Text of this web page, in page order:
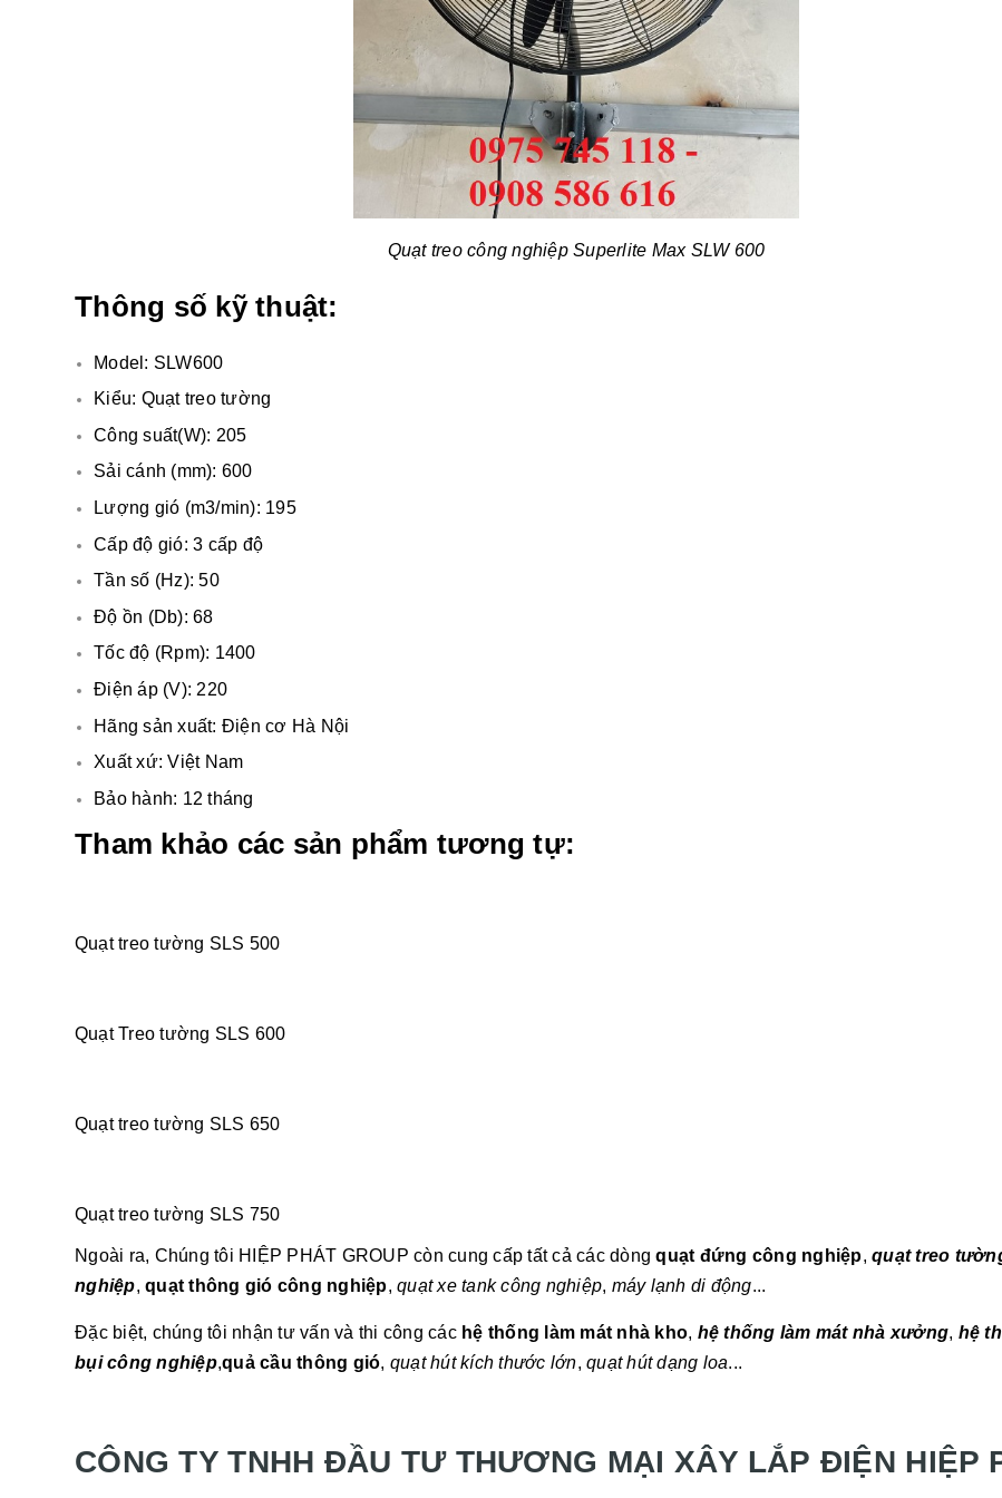
Quạt treo công nghiệp Superlite Max SLW 600
Thông số kỹ thuật:
Model: SLW600
Kiểu: Quạt treo tường
Công suất(W): 205
Sải cánh (mm): 600
Lượng gió (m3/min): 195
Cấp độ gió: 3 cấp độ
Tần số (Hz): 50
Độ ồn (Db): 68
Tốc độ (Rpm): 1400
Điện áp (V): 220
Hãng sản xuất: Điện cơ Hà Nội
Xuất xứ: Việt Nam
Bảo hành: 12 tháng
Tham khảo các sản phẩm tương tự:
Quạt treo tường SLS 500
Quạt Treo tường SLS 600
Quạt treo tường SLS 650
Quạt treo tường SLS 750
Ngoài ra, Chúng tôi HIỆP PHÁT GROUP còn cung cấp tất cả các dòngquạt đứng công nghiệp, quạt treo
nghiệp, quạt thông gió công nghiệp, quạt xe tank công nghiệp, máy lạnh di động...
Đặc biệt, chúng tôi nhận tư vấn và thi công các hệ thống làm mát nhà kho, hệ thống làm mát nhà xưởng, hệ
bụi công nghiệp,quả cầu thông gió, quạt hút kích thước lớn, quạt hút dạng loa...
CÔNG TY TNHH ĐẦU TƯ THƯƠNG MẠI XÂY LẮP ĐIỆN HIỆP